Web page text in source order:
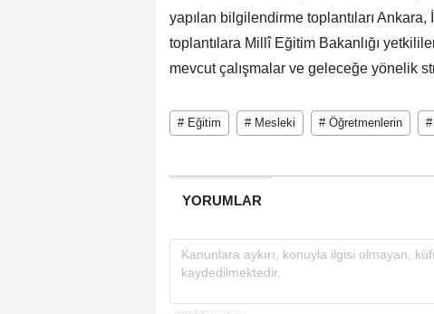
yapılan bilgilendirme toplantıları
toplantılara Millî Eğitim Bakanlığı
mevcut çalışmalar ve geleceğe yönelik
# Eğitim # Mesleki # Öğretmenlerin
YORUMLAR